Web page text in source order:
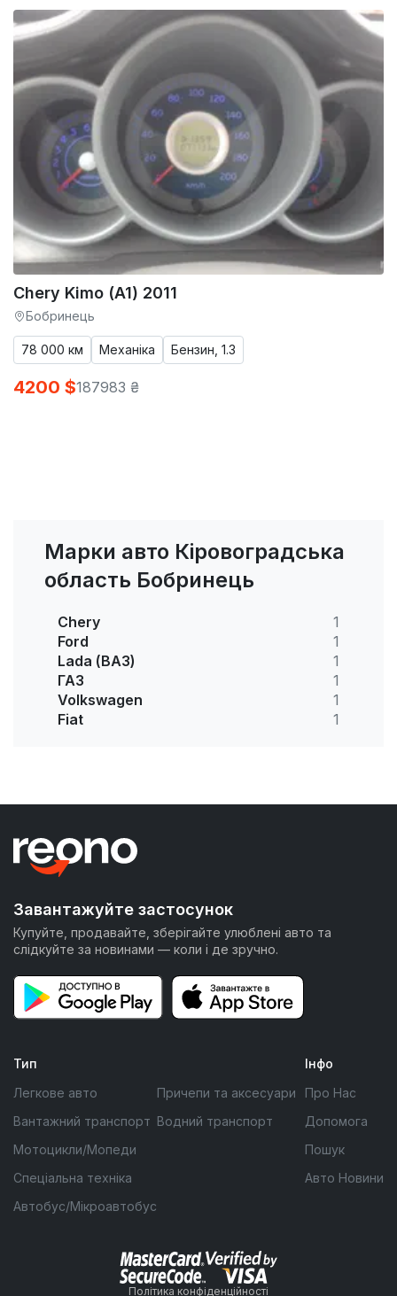
Chery Kimo (A1) 2011
Бобринець
78 000 км Механіка Бензин, 1.3
4200 $187983 ₴
Марки авто Кіровоградська
область Бобринець
Chery
1
Ford
1
Lada (ВАЗ)
1
ГАЗ
1
Volkswagen
1
Fiat
1
Завантажуйте застосунок
Купуйте, продавайте, зберігайте улюблені авто та
слідкуйте за новинами — коли і де зручно.
Тип
Легкове авто
Вантажний транспорт
Мотоцикли/Мопеди
Спеціальна техніка
Автобус/Мікроавтобус
Причепи та аксесуари
Водний транспорт
Інфо
Про Нас
Допомога
Пошук
Авто Новини
Політика конфіденційності